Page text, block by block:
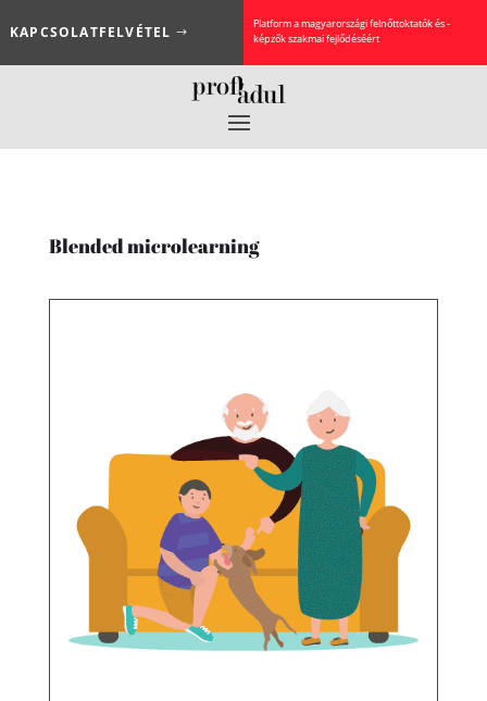
KAPCSOLATFELVÉTEL
Platform a magyarországi felnőttoktatók és -
képzők szakmai fejlődéséért
Blended microlearning